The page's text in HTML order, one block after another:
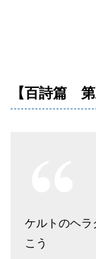
【百詩篇 第
ケルトのヘ
こう